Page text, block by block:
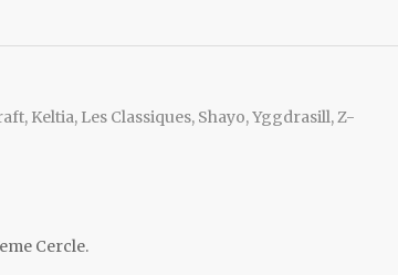
, Keltia, Les Classiques, Shayo,Yggdrasill,Z-
Cercle.